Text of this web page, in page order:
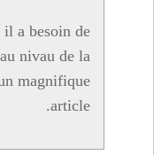
a besoin de
nivau de la
magnifique
article.